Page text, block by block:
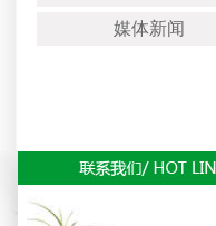
媒体新闻